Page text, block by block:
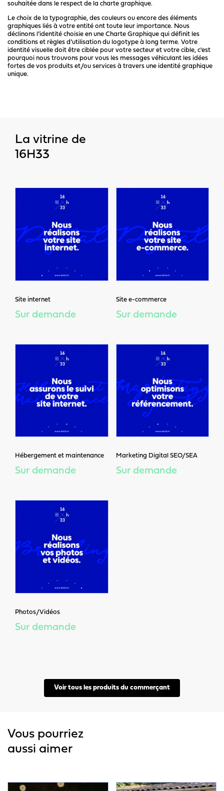
souhaitée dans le respect de la charte graphique.
Le choix de la typographie, des couleurs ou encore des éléments
graphiques liés à votre entité ont toute leur importance. Nous
déclinons l’identité choisie en une Charte Graphique qui définit les
conditions et règles d’utilisation du logotype à long terme. Votre
identité visuelle doit être ciblée pour votre secteur et votre cible, c'est
pourquoi nous trouvons pour vous les messages véhiculant les idées
fortes de vos produits et/ou services à travers une identité graphique
unique.
La vitrine de
16H33
Site internet
Sur demande
Site e-commerce
Sur demande
Hébergement et maintenance
Sur demande
Marketing Digital SEO/SEA
Sur demande
Photos/Vidéos
Sur demande
Voir tous les produits du commerçant
Vous pourriez
aussi aimer